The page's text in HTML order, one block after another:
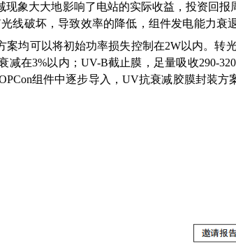
现象大大地影响了电站的实际收益，投资回
光线破坏，导致效率的降低，组件发电能力衰
案均可以将初始功率损失控制在2W以内。转
减在3%以内； UV-B截止膜，足量吸收290-
组件中逐步导入， UV抗衰减胶膜封装方